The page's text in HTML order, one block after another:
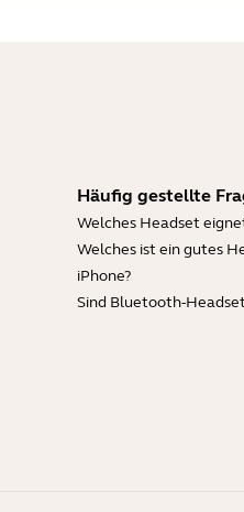
Häufig gestellte
Welches Headset
Welches ist ein gutes
iPhone?
Sind Bluetooth-